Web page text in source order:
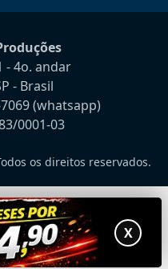
- 4o. andar
- Brasil
(whatsapp)
0001-03
os direitos reservados.
X